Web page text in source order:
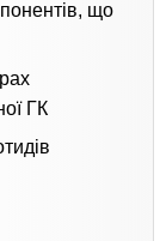
що
ГК